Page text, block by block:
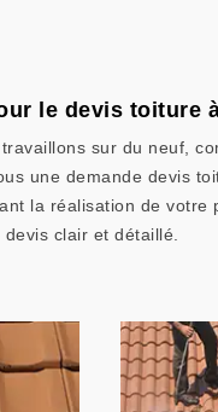
le devis toiture
sur du neuf,
une demande devis
la réalisation de votre
clair et détaillé.